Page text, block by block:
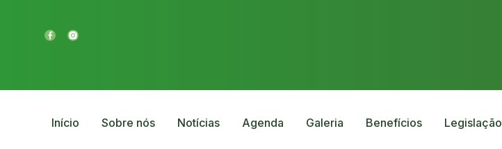
Início Sobre nós Notícias Agenda Galeria Benefícios Legislação